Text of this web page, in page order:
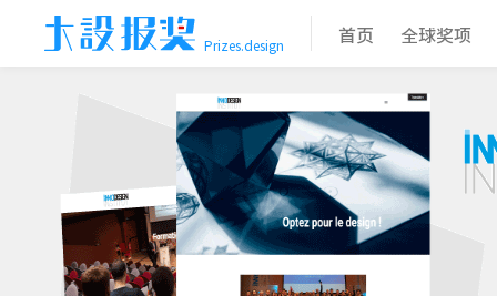
Prizes.design
首页 全球奖项